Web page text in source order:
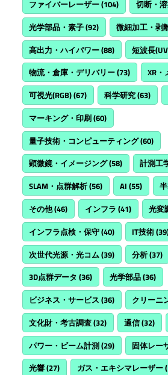
ファイバーレーザー(104) 切断・
光学部品・素子(92) 微細加工・剥
高出力・ハイパワー(88) 短波長
物流・倉庫・デリバリー(73) XR・
可視光(RGB)(67) 科学研究(63)
マーキング・印刷(60)
量子技術・コンピューティング(60)
顕微鏡・イメージング(58) 計測工
SLAM・点群解析(56) AI (55)
その他(46) インフラ (41) 光変
インフラ点検・保守(40) IT技術
次世代光源・光コム(39) 分析(37)
3D点群データ (36) 光学部品(36)
ビジネス・サービス (36) クリーニ
文化財・考古調査(32) 通信(32)
パワー・ビーム計測(29) 固体レー
光響(27) ガス・エキシマレーザー